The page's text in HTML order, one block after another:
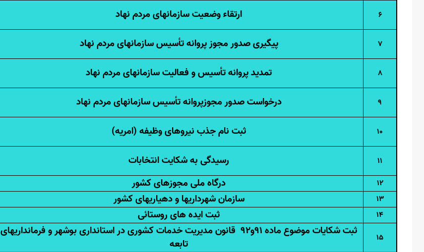
6 ارتقاء وضعیت سازمانهای مردم نهاد
7 پیگیری صدور مجوز پروانه تأسیس سازمانهای مردم نهاد
8 تمدید پروانه تأسیس و فعالیت سازمانهای مردم نهاد
9 درخواست صدور مجوزپروانه تأسیس سازمانهای مردم نهاد
10 ثبت نام جذب نیروهای وظیفه (امریه)
11 رسیدگی به شکایت انتخابات
12 درگاه ملی مجوزهای کشور
13 سازمان شهرداریها و دهیاریهای کشور
14 ثبت ایده های روستائی
15
ثبت شکایات موضوع ماده 91و92 قانون مدیریت خدمات کشوری در استانداری بوشهر و فرمانداریهای
تابعه